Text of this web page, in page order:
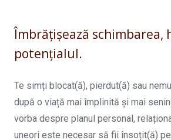
Îmbrățișează schimbarea,
potențialul.
Te simți blocat(ă), pierdut(ă) sau
după o viață mai împlinită și mai
vorba despre planul personal,
uneori este necesar să fii însoțit(ă)